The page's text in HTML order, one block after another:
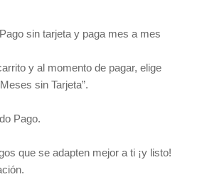
sin tarjeta y paga mes a mes
y al momento de pagar, elige
sin Tarjeta”.
Pago.
que se adapten mejor a ti ¡y listo!